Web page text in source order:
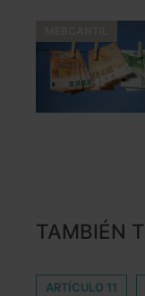
TAMBIÉN
ARTÍCULO 11